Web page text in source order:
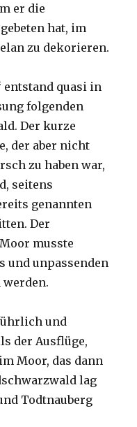
er die
hat, im
zu dekorieren.
entstand quasi in
folgenden
Der kurze
der aber nicht
zu haben war,
seitens
genannten
Der
musste
und unpassenden
werden.
und
der Ausflüge,
Moor, das dann
lag
Todtnauberg